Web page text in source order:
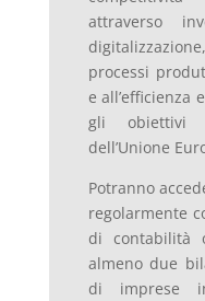
attraverso
processi
e all’efficienza
gli obiettivi
dell’Unione
Potranno
regolarmente
di contabilità
almeno due
di imprese